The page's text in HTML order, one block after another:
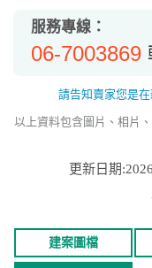
服務專線：
06-7003869
請告知賣家您是
以上資料包含圖片、相片
更新日期
建案圖檔